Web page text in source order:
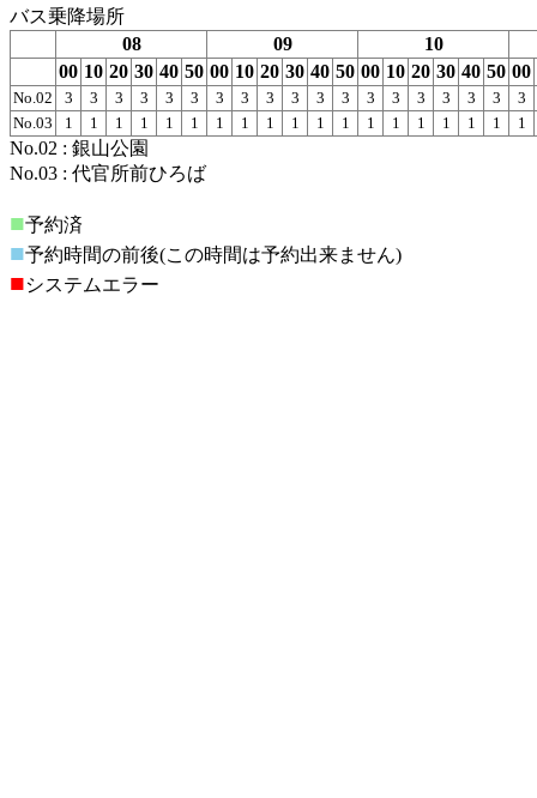
バス乗降場所
08
09
10
00 10 20 30 40 50 00 10 20 30 40 50 00 10 20 30 40 50 00
No.02 3 3 3 3 3 3 3 3 3 3 3 3 3 3 3 3 3 3
3
No.03
1 1 1 1 1 1 1 1 1 1 1 1 1 1 1 1 1 1 1
No.02 : 銀山公園
No.03 : 代官所前ひろば
■予約済
■予約時間の前後(この時間は予約出来ません)
■システムエラー